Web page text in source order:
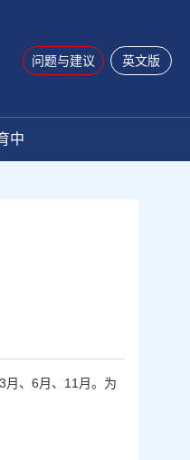
问题与建议 英文版
中
月、6月、11月。为